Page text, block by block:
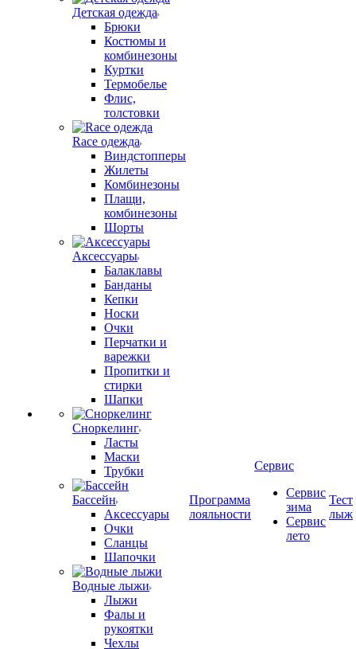
Детская одежда
Брюки
Костюмы и
комбинезоны
Куртки
Термобелье
Флис,
толстовки
Race одежда
Виндстопперы
Жилеты
Комбинезоны
Плащи,
комбинезоны
Шорты
Аксессуары
Балаклавы
Банданы
Кепки
Носки
Очки
Перчатки и
варежки
Пропитки и
стирки
Шапки
Сноркелинг
Ласты
Маски
Трубки
Бассейн
Аксессуары
Очки
Сланцы
Шапочки
Водные лыжи
Лыжи
Фалы и
рукоятки
Чехлы
Программа
лояльности
Сервис
Сервис
зима
Сервис
лето
Тест
лыж